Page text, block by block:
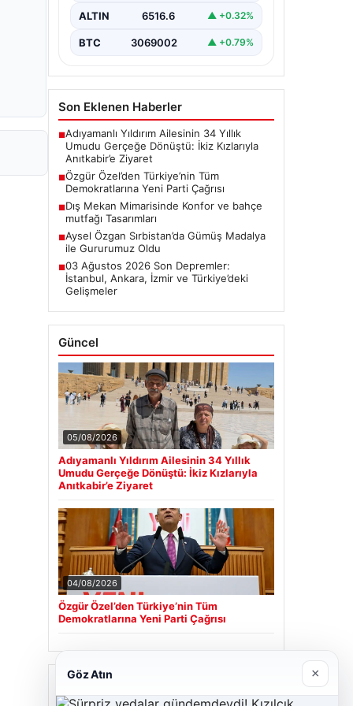
…
ALTIN 6516.6 ▲ +0.32%
BTC 3069002 ▲ +0.79%
Son Eklenen Haberler
■Adıyamanlı Yıldırım Ailesinin 34 Yıllık
Umudu Gerçeğe Dönüştü: İkiz Kızlarıyla
Anıtkabir’e Ziyaret
■Özgür Özel’den Türkiye’nin Tüm
Demokratlarına Yeni Parti Çağrısı
■Dış Mekan Mimarisinde Konfor ve bahçe
mutfağı Tasarımları
■Aysel Özgan Sırbistan’da Gümüş Madalya
ile Gururumuz Oldu
■03 Ağustos 2026 Son Depremler:
İstanbul, Ankara, İzmir ve Türkiye’deki
Gelişmeler
Güncel
05/08/2026
Adıyamanlı Yıldırım Ailesinin 34 Yıllık
Umudu Gerçeğe Dönüştü: İkiz Kızlarıyla
Anıtkabir’e Ziyaret
04/08/2026
Özgür Özel’den Türkiye’nin Tüm
Demokratlarına Yeni Parti Çağrısı
Son Eklenen Firmalar
Göz Atın ×